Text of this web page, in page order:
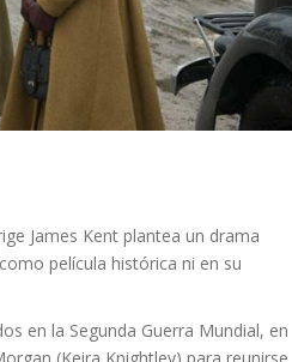
James Kent plantea un drama
película histórica ni en su
en la Segunda Guerra Mundial, en